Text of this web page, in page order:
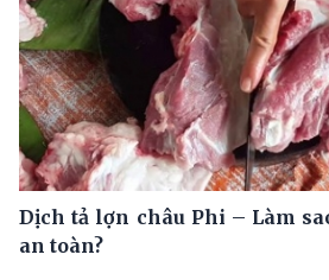
Dịch tả lợn châu Phi – Làm
an toàn?